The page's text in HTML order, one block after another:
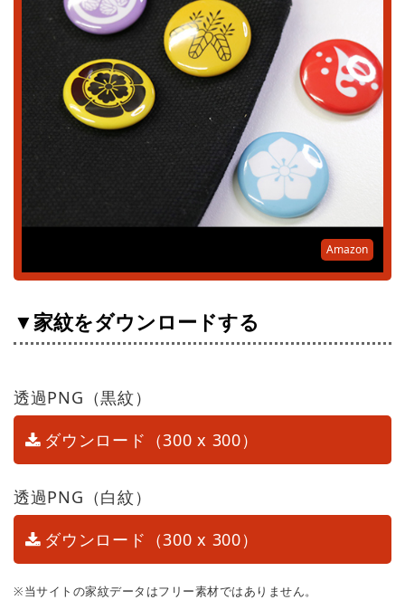
Amazon
▼家紋をダウンロードする
透過PNG（黒紋）
ダウンロード（300 x 300）
透過PNG（白紋）
ダウンロード（300 x 300）
※当サイトの家紋データはフリー素材ではありません。